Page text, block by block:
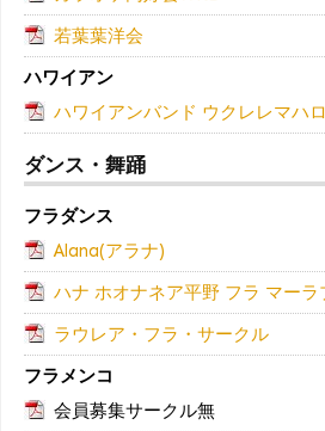
若葉葉洋会
ハワイアン
ハワイアンバンド ウクレレマハロ
ダンス・舞踊
フラダンス
Alana(アラナ)
ハナ ホオナネア平野 フラ マーラ
ラウレア・フラ・サークル
フラメンコ
会員募集サークル無